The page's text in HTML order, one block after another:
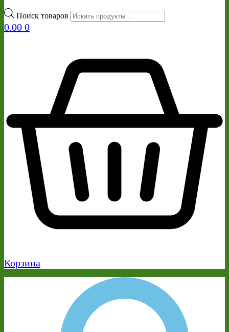
Поиск товаров
0.00 0
Корзина